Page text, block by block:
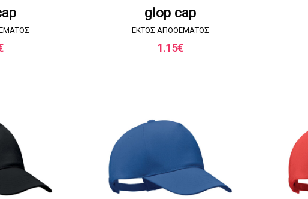
ΖΗΤΗΣΤΕ ΠΡΟΣΦΟΡΑ
glop cap
EKTOΣ ΑΠΟΘΕΜΑΤΟΣ
1.15€